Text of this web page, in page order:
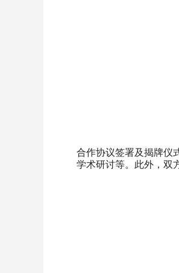
合作协议签署及揭牌仪
学术研讨等。此外，双